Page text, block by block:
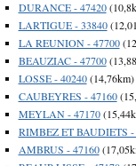
DURANCE - 47420
LARTIGUE - 33840
LA REUNION - 47700
BEAUZIAC - 47700
LOSSE - 40240(14,76km)
CAUBEYRES - 47160
MEYLAN - 47170
RIMBEZ ET BAUDIETS -
AMBRUS - 47160